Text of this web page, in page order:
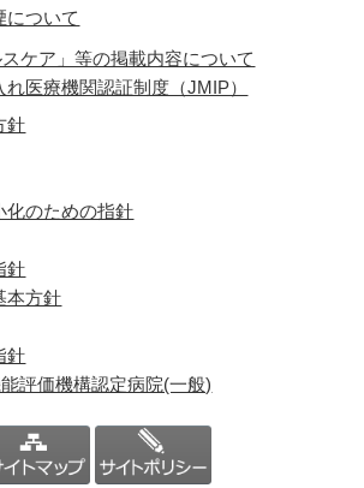
について
スケア」等の掲載内容について
医療機関認証制度（JMIP）
針
化のための指針
針
本方針
針
評価機構認定病院(一般)